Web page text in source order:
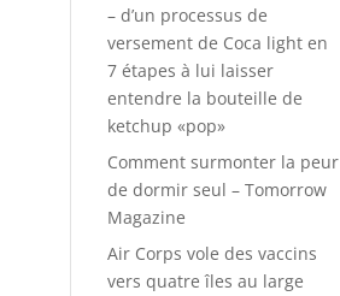
– d’un processus de
versement de Coca light en
7 étapes à lui laisser
entendre la bouteille de
ketchup «pop»
Comment surmonter la peur
de dormir seul – Tomorrow
Magazine
Air Corps vole des vaccins
vers quatre îles au large